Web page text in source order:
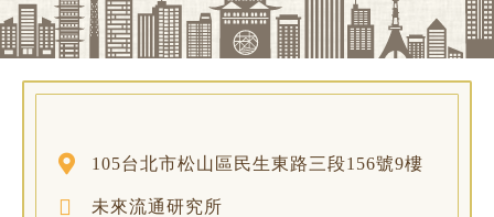
105台北市松山區民生東路三段156號9樓
未來流通研究所